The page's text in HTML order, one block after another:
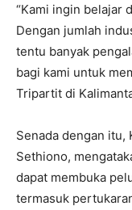
“Kami ingin belajar
Dengan jumlah
tentu banyak
bagi kami untuk
Tripartit di
Senada dengan itu,
Sethiono,
dapat membuka
termasuk